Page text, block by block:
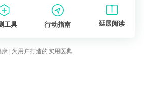
工具 行动指南 延展阅读
康 | 为用户打造的实用医典